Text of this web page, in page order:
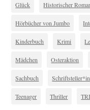
Glück Historischer
Hörbücher von Jumbo
Kinderbuch Krimi
Mädchen Osteraktion
Sachbuch Schriftsteller*in
Teenager Thriller